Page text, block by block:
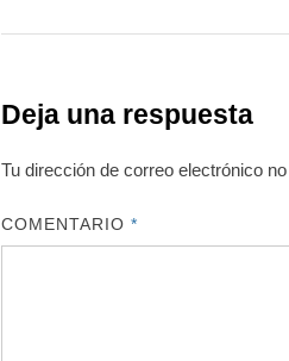
Deja una respuesta
Tu dirección de correo electrónico
COMENTARIO*